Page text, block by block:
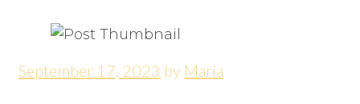
September 17, 2023 by Maria